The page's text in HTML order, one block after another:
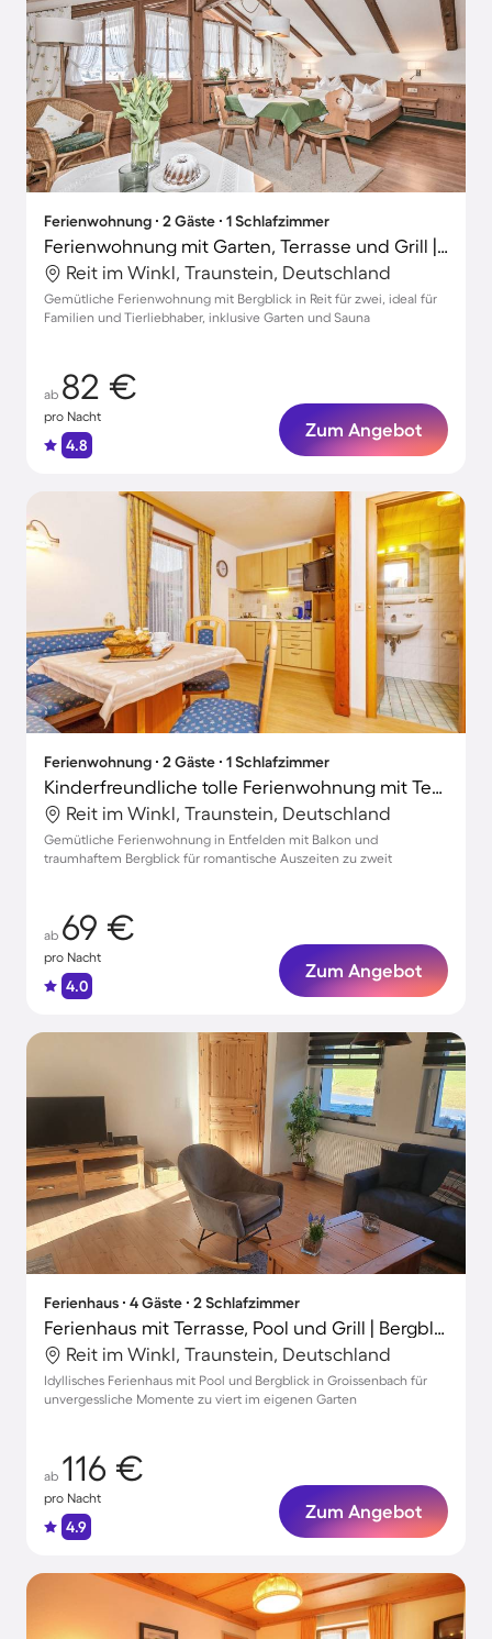
Ferienwohnung ∙ 2 Gäste ∙ 1 Schlafzimmer
Ferienwohnung mit Garten, Terrasse und Grill | Bergblick
Reit im Winkl, Traunstein, Deutschland
Gemütliche Ferienwohnung mit Bergblick in Reit für zwei, ideal für
Familien und Tierliebhaber, inklusive Garten und Sauna
ab 82 €
pro Nacht
4.8
Zum Angebot
Ferienwohnung ∙ 2 Gäste ∙ 1 Schlafzimmer
Kinderfreundliche tolle Ferienwohnung mit Terrasse und Garten | Bergblick
Reit im Winkl, Traunstein, Deutschland
Gemütliche Ferienwohnung in Entfelden mit Balkon und
traumhaftem Bergblick für romantische Auszeiten zu zweit
ab 69 €
pro Nacht
4.0
Zum Angebot
Ferienhaus ∙ 4 Gäste ∙ 2 Schlafzimmer
Ferienhaus mit Terrasse, Pool und Grill | Bergblick
Reit im Winkl, Traunstein, Deutschland
Idyllisches Ferienhaus mit Pool und Bergblick in Groissenbach für
unvergessliche Momente zu viert im eigenen Garten
ab 116 €
pro Nacht
4.9
Zum Angebot